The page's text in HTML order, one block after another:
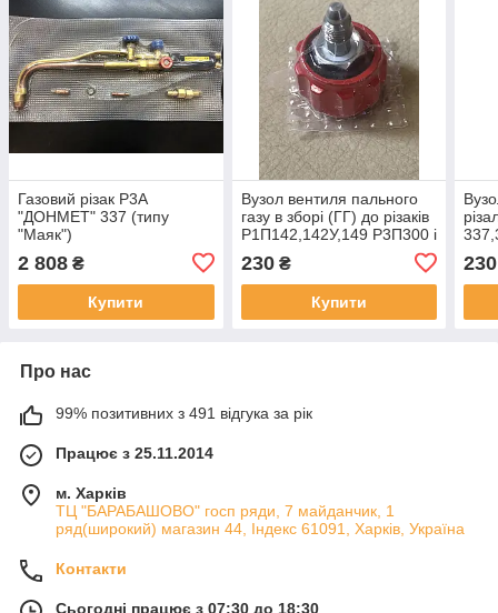
Газовий різак Р3А
"ДОНМЕТ" 337 (типу
"Маяк")
2 808 ₴
Купити
Вузол вентиля пального
газу в зборі (ГГ) до різаків
Р1П142,142У,149 Р3П300 і
ГЗУ247, ГЗУ249, ГВ231
230₴
Купити
230
Про нас
99% позитивних з 491 відгука за рік
Працює з 25.11.2014
м. Харків
ТЦ "БАРАБАШОВО" госп ряди, 7 майданчик, 1
ряд(широкий) магазин 44, Індекс 61091, Харків, Україна
Контакти
Сьогодні працює з 07:30 до 18:30